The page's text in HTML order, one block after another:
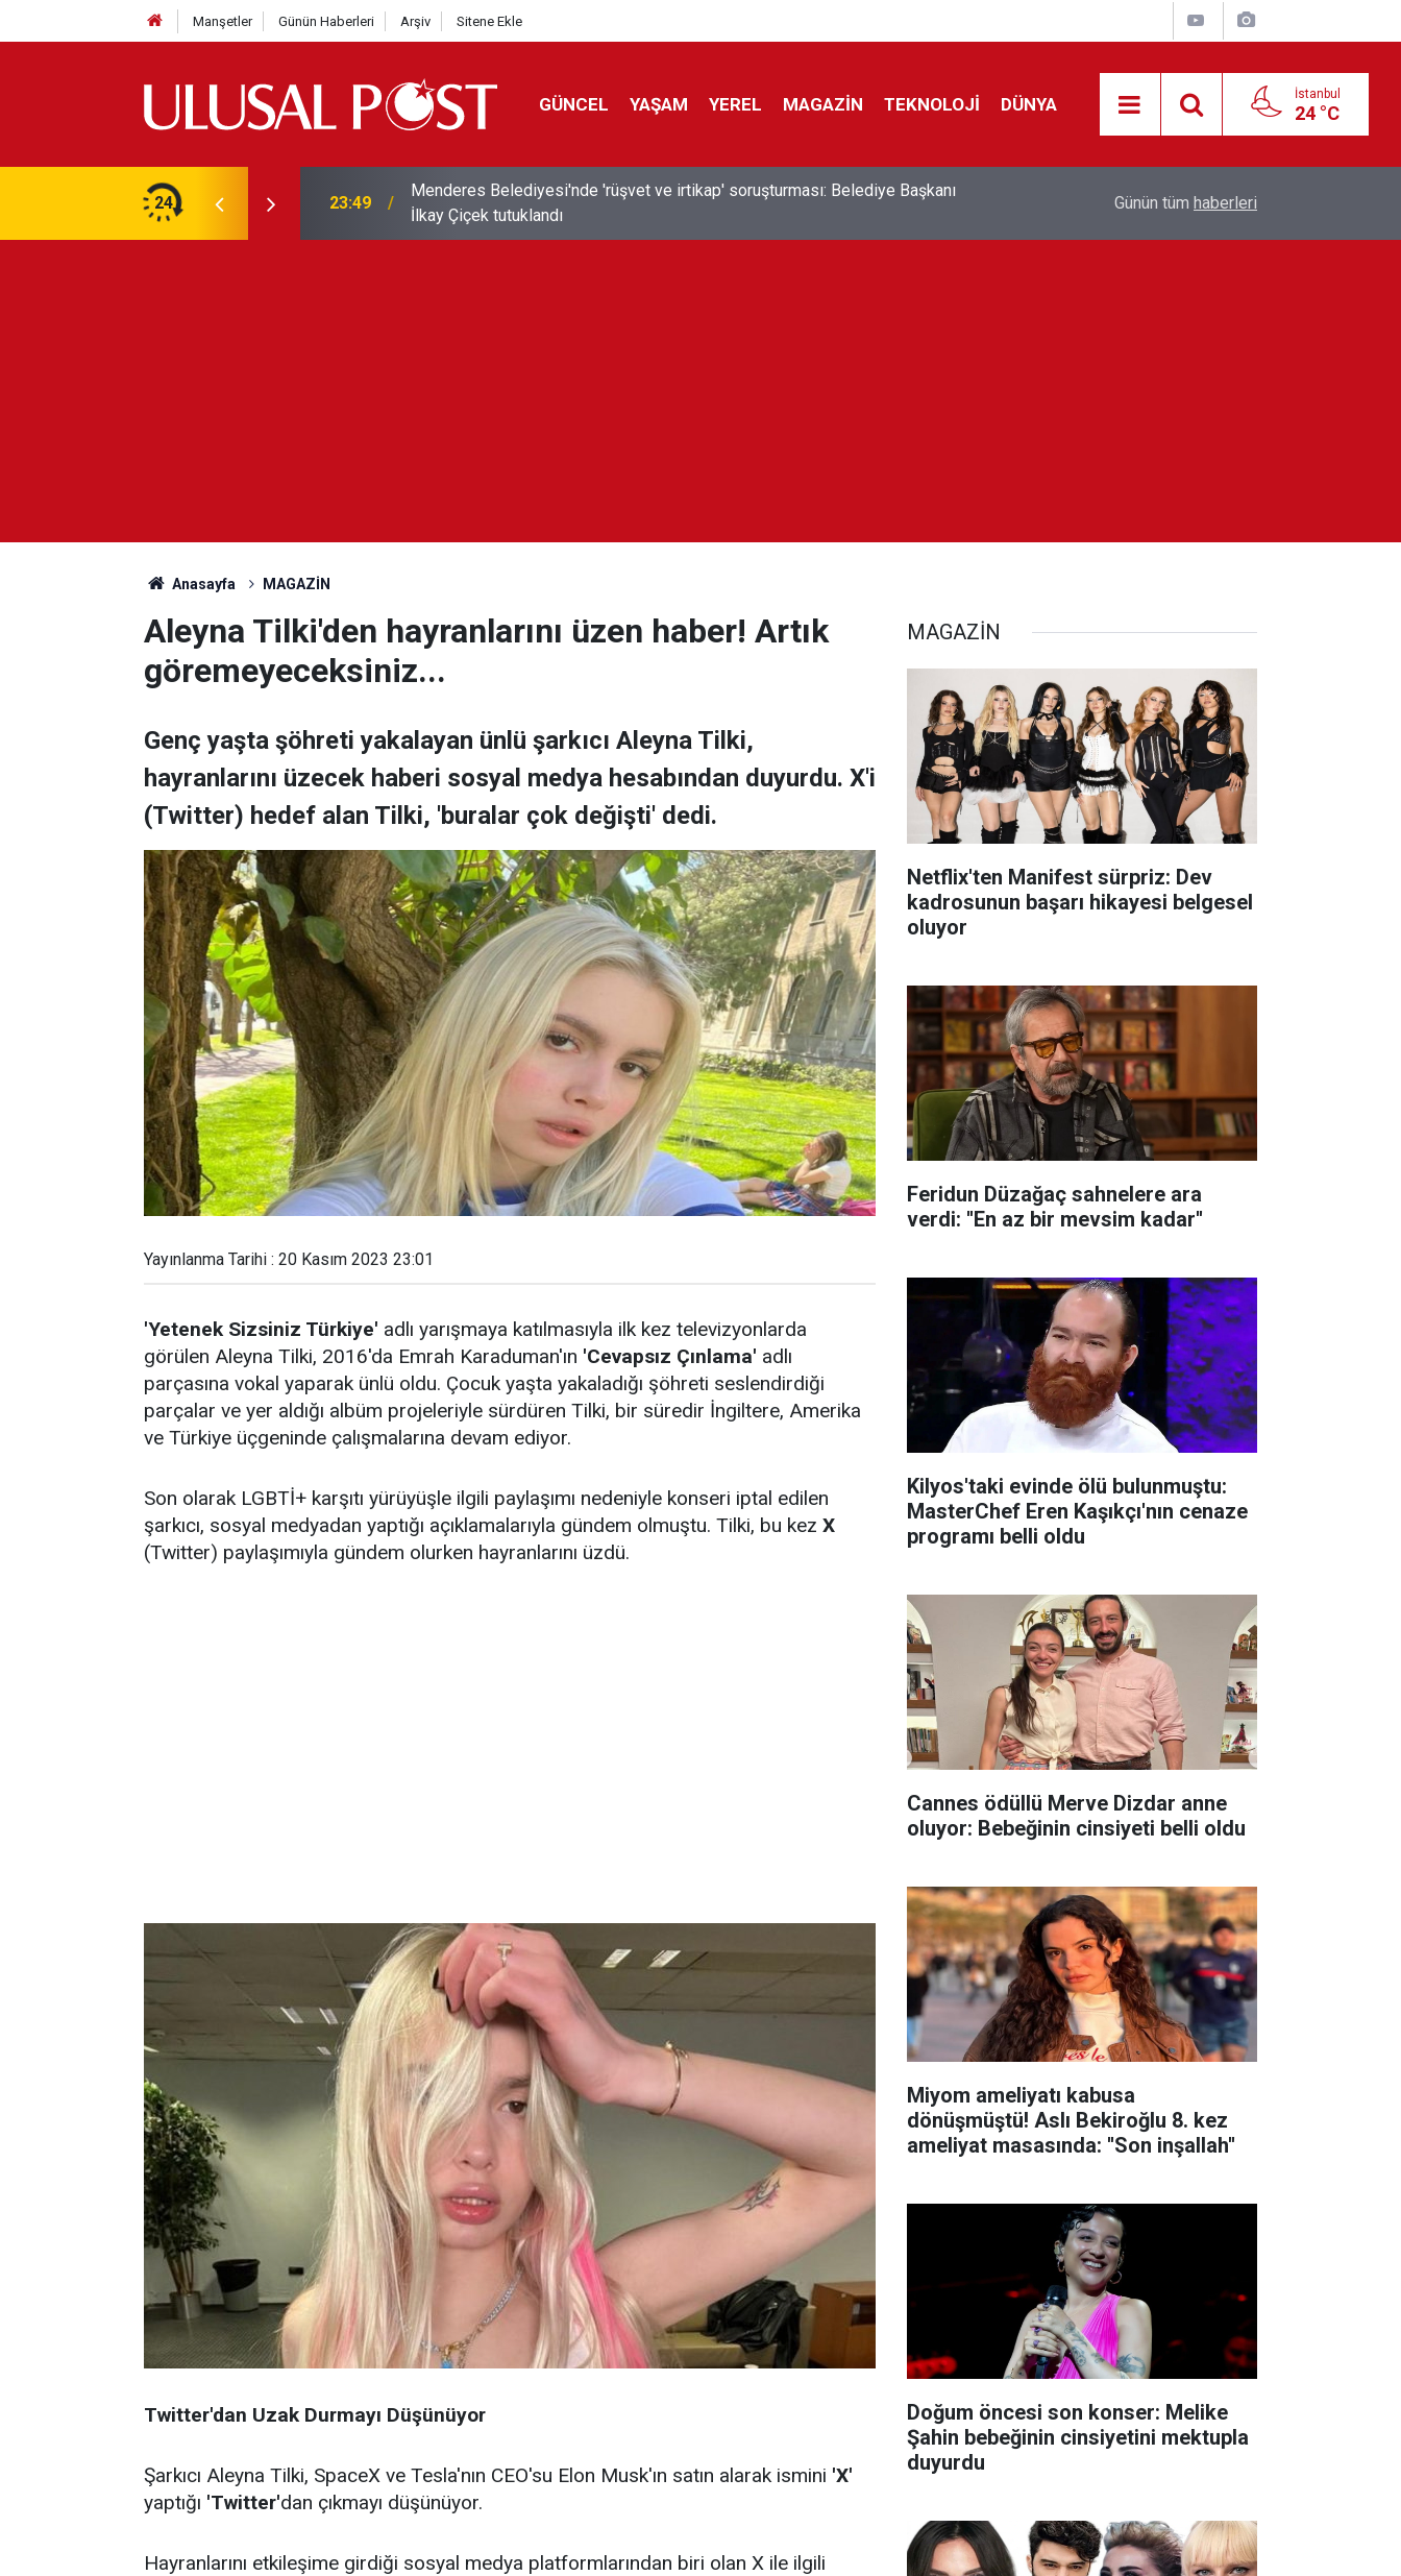
Manşetler Günün Haberleri Arşiv Sitene Ekle
GÜNCEL YAŞAM YEREL MAGAZİN TEKNOLOJİ DÜNYA İstanbul
24 °C
24
irtikap' soruşturması: Belediye Başkanı
23:30
CHP Bandırma'da toplu istifa: Belediye Başkanı Dursun Mirza ve 16 meclis
üyesi YENİ Parti'ye katıldı
12 kişi tutuklandı
Günün tüm haberleri
Anasayfa MAGAZİN
Aleyna Tilki'den hayranlarını üzen haber! Artık
göremeyeceksiniz...
Genç yaşta şöhreti yakalayan ünlü şarkıcı Aleyna Tilki,
hayranlarını üzecek haberi sosyal medya hesabından duyurdu. X'i
(Twitter) hedef alan Tilki, 'buralar çok değişti' dedi.
Yayınlanma Tarihi : 20 Kasım 2023 23:01
'Yetenek Sizsiniz Türkiye' adlı yarışmaya katılmasıyla ilk kez televizyonlarda
görülen Aleyna Tilki, 2016'da Emrah Karaduman'ın 'Cevapsız Çınlama' adlı
parçasına vokal yaparak ünlü oldu. Çocuk yaşta yakaladığı şöhreti seslendirdiği
parçalar ve yer aldığı albüm projeleriyle sürdüren Tilki, bir süredir İngiltere, Amerika
ve Türkiye üçgeninde çalışmalarına devam ediyor.
Son olarak LGBTİ+ karşıtı yürüyüşle ilgili paylaşımı nedeniyle konseri iptal edilen
şarkıcı, sosyal medyadan yaptığı açıklamalarıyla gündem olmuştu. Tilki, bu kez X
(Twitter) paylaşımıyla gündem olurken hayranlarını üzdü.
Twitter'dan Uzak Durmayı Düşünüyor
Şarkıcı Aleyna Tilki, SpaceX ve Tesla'nın CEO'su Elon Musk'ın satın alarak ismini 'X'
yaptığı 'Twitter'dan çıkmayı düşünüyor.
Hayranlarını etkileşime girdiği sosyal medya platformlarından biri olan X ile ilgili
MAGAZİN
Netflix'ten Manifest sürpriz: Dev
kadrosunun başarı hikayesi belgesel
oluyor
Feridun Düzağaç sahnelere ara
verdi: ''En az bir mevsim kadar''
Kilyos'taki evinde ölü bulunmuştu:
MasterChef Eren Kaşıkçı'nın cenaze
programı belli oldu
Cannes ödüllü Merve Dizdar anne
oluyor: Bebeğinin cinsiyeti belli oldu
Miyom ameliyatı kabusa
dönüşmüştü! Aslı Bekiroğlu 8. kez
ameliyat masasında: ''Son inşallah''
Doğum öncesi son konser: Melike
Şahin bebeğinin cinsiyetini mektupla
duyurdu